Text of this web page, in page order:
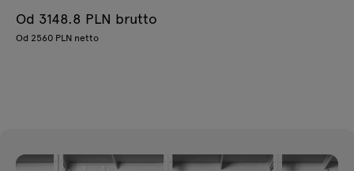
Od 3148.8 PLN brutto
Od 2560 PLN netto